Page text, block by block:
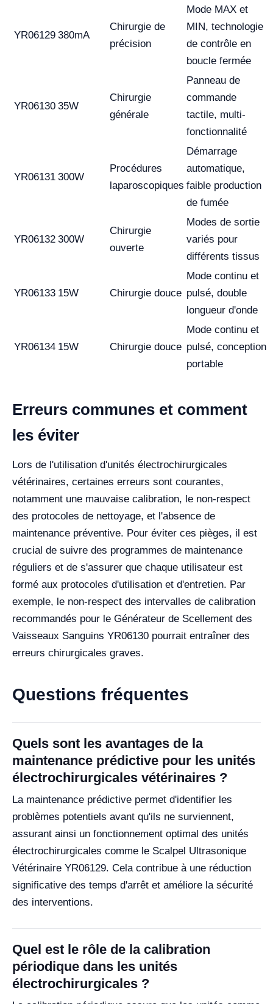
YR06129 380mA
Chirurgie de
précision
Mode MAX et
MIN, technologie
de contrôle en
boucle fermée
YR06130 35W
Chirurgie
générale
Panneau de
commande
tactile, multi-
fonctionnalité
YR06131 300W
Procédures
laparoscopiques
Démarrage
automatique,
faible production
de fumée
YR06132 300W
Chirurgie
ouverte
Modes de sortie
variés pour
différents tissus
YR06133 15W Chirurgie douce
Mode continu et
pulsé, double
longueur d'onde
YR06134 15W Chirurgie douce
Mode continu et
pulsé, conception
portable
Erreurs communes et comment
les éviter
Lors de l'utilisation d'unités électrochirurgicales
vétérinaires, certaines erreurs sont courantes,
notamment une mauvaise calibration, le non-respect
des protocoles de nettoyage, et l'absence de
maintenance préventive. Pour éviter ces pièges, il est
crucial de suivre des programmes de maintenance
réguliers et de s'assurer que chaque utilisateur est
formé aux protocoles d'utilisation et d'entretien. Par
exemple, le non-respect des intervalles de calibration
recommandés pour le Générateur de Scellement des
Vaisseaux Sanguins YR06130 pourrait entraîner des
erreurs chirurgicales graves.
Questions fréquentes
Quels sont les avantages de la
maintenance prédictive pour les unités
électrochirurgicales vétérinaires ?
La maintenance prédictive permet d'identifier les
problèmes potentiels avant qu'ils ne surviennent,
assurant ainsi un fonctionnement optimal des unités
électrochirurgicales comme le Scalpel Ultrasonique
Vétérinaire YR06129. Cela contribue à une réduction
significative des temps d'arrêt et améliore la sécurité
des interventions.
Quel est le rôle de la calibration
périodique dans les unités
électrochirurgicales ?